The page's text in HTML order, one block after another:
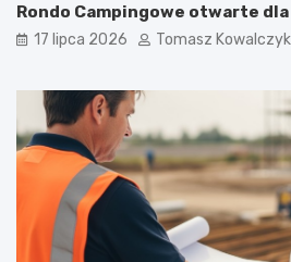
Rondo Campingowe otwarte
17 lipca 2026 Tomasz Kowalczyk